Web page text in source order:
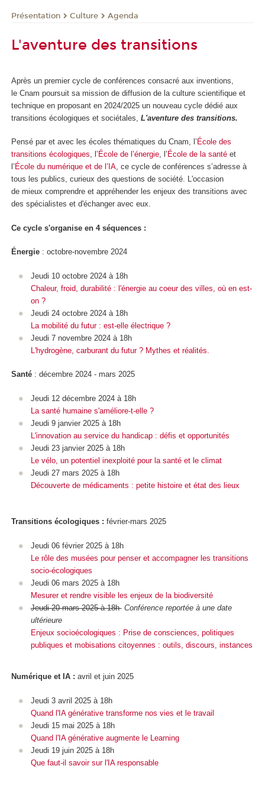
Présentation Culture Agenda
L'aventure des transitions
Après un premier cycle de conférences consacré aux inventions,
le Cnam poursuit sa mission de diffusion de la culture scientifique et
technique en proposant en 2024/2025 un nouveau cycle dédié aux
transitions écologiques et sociétales, L'aventure des transitions.
Pensé par et avec les écoles thématiques du Cnam, l’ École des
transitions écologiques, l’ École de l’énergie, l’ École de la santé et
l’ École du numérique et de l’IA, ce cycle de conférences s’adresse à
tous les publics, curieux des questions de société. L'occasion
de mieux comprendre et appréhender les enjeux des transitions avec
des spécialistes et d'échanger avec eux.
Ce cycle s'organise en 4 séquences :
Énergie : octobre-novembre 2024​​​​​​
Jeudi 10 octobre 2024 à 18h
Chaleur, froid, durabilité : l'énergie au coeur des villes, où en est-
on ?
Jeudi 24 octobre 2024 à 18h
La mobilité du futur : est-elle électrique ?
Jeudi 7 novembre 2024 à 18h
L'hydrogène, carburant du futur ? Mythes et réalités.
Santé : décembre 2024 - mars 2025
Jeudi 12 décembre 2024 à 18h
La santé humaine s'améliore-t-elle ?
Jeudi 9 janvier 2025 à 18h
L'innovation au service du handicap : défis et opportunités
Jeudi 23 janvier 2025 à 18h
Le vélo, un potentiel inexploité pour la santé et le climat
Jeudi 27 mars 2025 à 18h
Découverte de médicaments : petite histoire et état des lieux
Transitions écologiques : février-mars 2025
Jeudi 06 février 2025 à 18h
Le rôle des musées pour penser et accompagner les transitions
socio-écologiques
Jeudi 06 mars 2025 à 18h
Mesurer et rendre visible les enjeux de la biodiversité
Jeudi 20 mars 2025 à 18h Conférence reportée à une date
ultérieure
Enjeux socioécologiques : Prise de consciences, politiques
publiques et mobisations citoyennes : outils, discours, instances
Numérique et IA : avril et juin 2025
Jeudi 3 avril 2025 à 18h
Quand l'IA générative transforme nos vies et le travail
Jeudi 15 mai 2025 à 18h
Quand l'IA générative augmente le Learning
​​​​​​​​​​​​​​Jeudi 19 juin 2025 à 18h
Que faut-il savoir sur l'IA responsable